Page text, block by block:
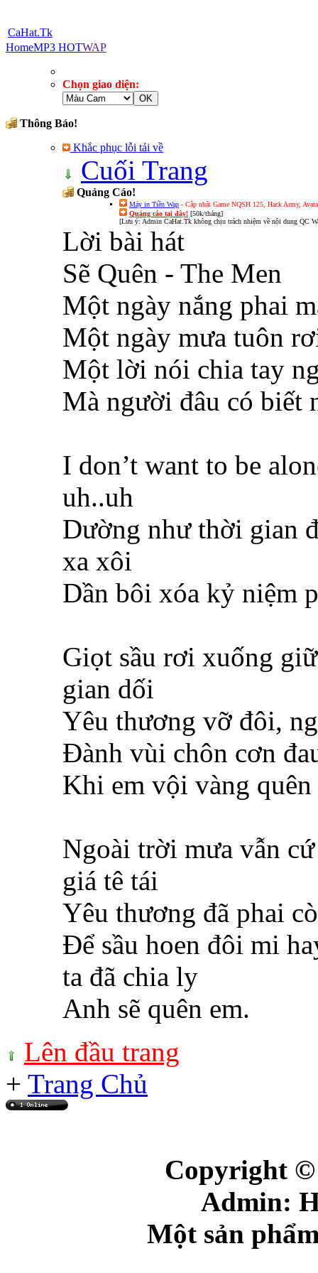
CaHat.Tk
HomeMP3 HOTWAP
Chọn giao diện:
Thông Báo!
Khắc phục lỗi tải về
Cuối Trang
Quảng Cáo!
Máy in Tiền Wap - Cập nhật Game NQSH 125, Hack Army,
Quảng cáo tại đây! [50k/tháng]
[Lưu ý: Admin CaHat.Tk không chịu trách nhiệm về nội dung QC
Lời bài hát
Sẽ Quên - The Men
Một ngày nắng phai
Một ngày mưa tuôn
Một lời nói chia tay
Mà người đâu có biết
I don’t want to be
uh..uh
Dường như thời gian
xa xôi
Dần bôi xóa kỷ niệm
Giọt sầu rơi xuống
gian dối
Yêu thương vỡ đôi,
Đành vùi chôn cơn
Khi em vội vàng quên
Ngoài trời mưa vẫn
giá tê tái
Yêu thương đã phai
Để sầu hoen đôi mi
ta đã chia ly
Anh sẽ quên em.
Lên đầu trang
+ Trang Chủ
Copyright ©
Admin:
Một sản